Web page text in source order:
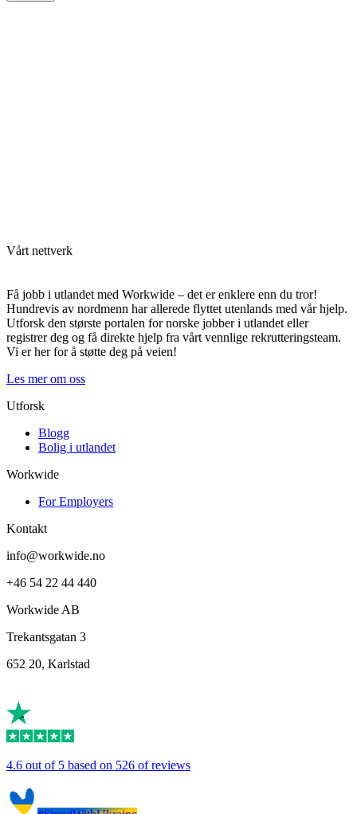
Vårt nettverk
Få jobb i utlandet med Workwide – det er enklere enn du tror!
Hundrevis av nordmenn har allerede flyttet utenlands med vår hjelp.
Utforsk den største portalen for norske jobber i utlandet eller
registrer deg og få direkte hjelp fra vårt vennlige rekrutteringsteam.
Vi er her for å støtte deg på veien!
Les mer om oss
Utforsk
Blogg
Bolig i utlandet
Workwide
For Employers
Kontakt
info@workwide.no
+46 54 22 44 440
Workwide AB
Trekantsgatan 3
652 20, Karlstad
4.6 out of 5 based on 526 of reviews